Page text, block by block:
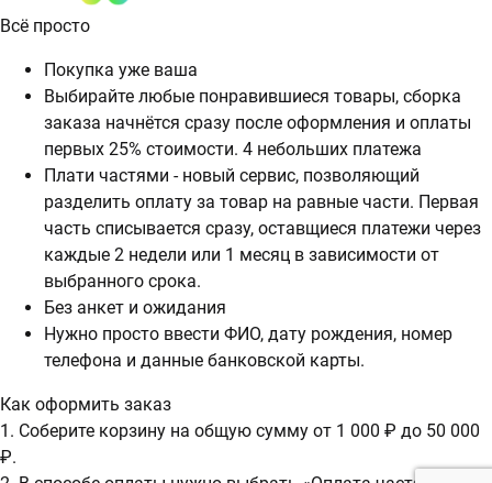
Всё просто
Покупка уже ваша
Выбирайте любые понравившиеся товары, сборка
заказа начнётся сразу после оформления и оплаты
первых 25% стоимости. 4 небольших платежа
Плати частями - новый сервис, позволяющий
разделить оплату за товар на равные части. Первая
часть списывается сразу, оставщиеся платежи через
каждые 2 недели или 1 месяц в зависимости от
выбранного срока.
Без анкет и ожидания
Нужно просто ввести ФИО, дату рождения, номер
телефона и данные банковской карты.
Как оформить заказ
1. Соберите корзину на общую сумму от 1 000 ₽ до 50 000
₽.